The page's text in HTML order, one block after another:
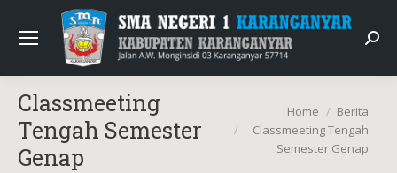
Classmeeting
Tengah Semester
Genap
You are here:
Home
Berita
Classmeeting Tengah
Semester Genap